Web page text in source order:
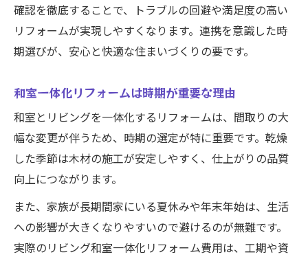
確認を徹底することで、トラブルの回避や満足度の高い
リフォームが実現しやすくなります。連携を意識した時
期選びが、安心と快適な住まいづくりの要です。
和室一体化リフォームは時期が重要な理由
和室とリビングを一体化するリフォームは、間取りの大
幅な変更が伴うため、時期の選定が特に重要です。乾燥
した季節は木材の施工が安定しやすく、仕上がりの品質
向上につながります。
また、家族が長期間家にいる夏休みや年末年始は、生活
への影響が大きくなりやすいので避けるのが無難です。
実際のリビング和室一体化リフォーム費用は、工期や資